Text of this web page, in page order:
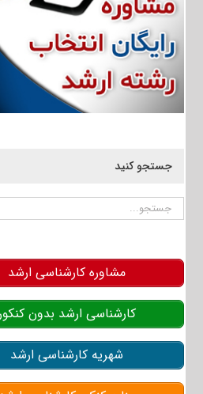
جستجو کنید
جستجو
مشاوره کارشناسی ارشد
کارشناسی ارشد بدون کنکور
شهریه کارشناسی ارشد